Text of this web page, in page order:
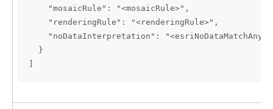
    "mosaicRule": "<mosaicRule>",
    "renderingRule": "<renderingRule>",
"noDataInterpretation": "<esriNoDataMatchAny
  }